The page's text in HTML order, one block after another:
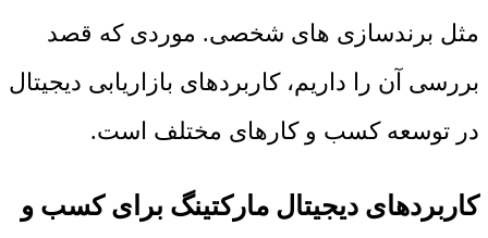
مثل برندسازی های شخصی. موردی که قصد
بررسی آن را داریم، کاربردهای بازاریابی دیجیتال
در توسعه کسب و کارهای مختلف است.
کاربردهای دیجیتال مارکتینگ برای کسب و